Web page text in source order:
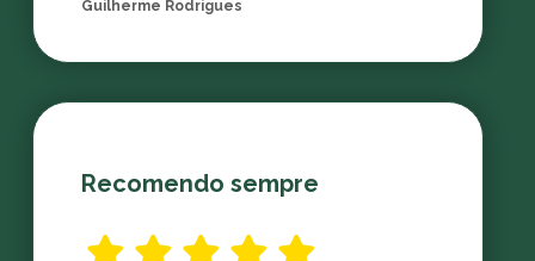
Guilherme Rodrigues
Recomendo sempre